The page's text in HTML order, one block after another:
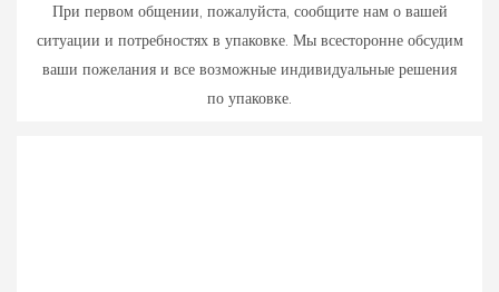
При первом общении, пожалуйста, сообщите нам о вашей
ситуации и потребностях в упаковке. Мы всесторонне обсудим
ваши пожелания и все возможные индивидуальные решения
по упаковке.